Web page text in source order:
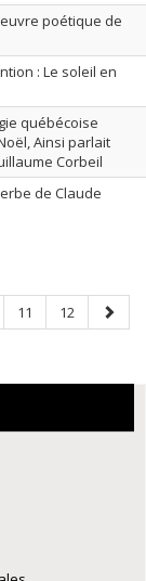
poétique de
: Le soleil en
québécoise
Ainsi parlait
Corbeil
de Claude
Page
11 Page
12
Page